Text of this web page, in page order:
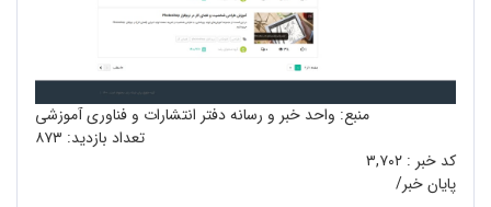
منبع: واحد خبر و رسانه دفتر انتشارات و فناوری آموزشی
تعداد بازدید: ۸۷۳
کد خبر : ۳,۷۰۲
پایان خبر/